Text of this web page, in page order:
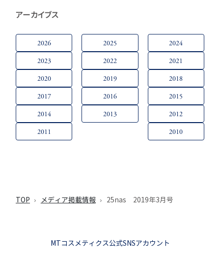
アーカイブス
2026 2025
2024
2023
2022
2021
2020
2019
2018
2017
2016
2015
2014
2013
2012
2011
2010
TOP メディア掲載情報 25nas 2019年3月号
MTコスメティクス公式SNSアカウント